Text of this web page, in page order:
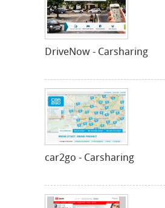
DriveNow - Carsharing
car2go - Carsharing